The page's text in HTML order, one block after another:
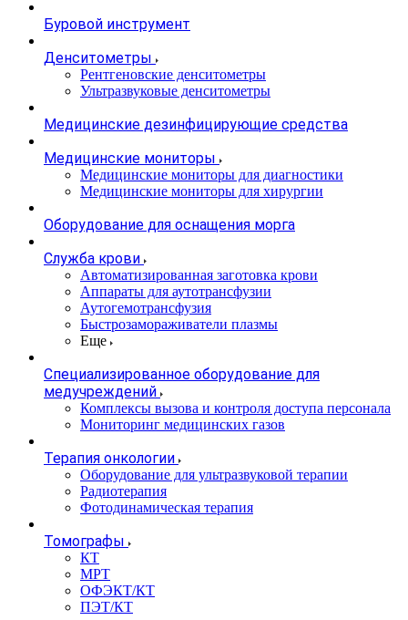
Буровой инструмент
Денситометры
Рентгеновские денситометры
Ультразвуковые денситометры
Медицинские дезинфицирующие средства
Медицинские мониторы
Медицинские мониторы для диагностики
Медицинские мониторы для хирургии
Оборудование для оснащения морга
Служба крови
Автоматизированная заготовка крови
Аппараты для аутотрансфузии
Аутогемотрансфузия
Быстрозамораживатели плазмы
Еще
Специализированное оборудование для
медучреждений
Комплексы вызова и контроля доступа персонала
Мониторинг медицинских газов
Терапия онкологии
Оборудование для ультразвуковой терапии
Радиотерапия
Фотодинамическая терапия
Томографы
КТ
МРТ
ОФЭКТ/КТ
ПЭТ/КТ